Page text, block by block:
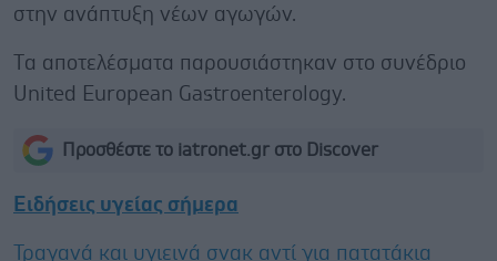
στην ανάπτυξη νέων αγωγών.
Tα αποτελέσματα παρουσιάστηκαν στο συνέδριο
United European Gastroenterology.
Προσθέστε το iatronet.gr στο Discover
Ειδήσεις υγείας σήμερα
Τραγανά και υγιεινά σνακ αντί για πατατάκια